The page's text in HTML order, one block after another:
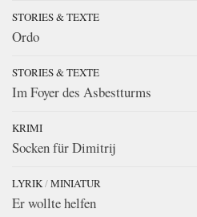
STORIES & TEXTE
Ordo
STORIES & TEXTE
Im Foyer des Asbestturms
KRIMI
Socken für Dimitrij
LYRIK/MINIATUR
Er wollte helfen